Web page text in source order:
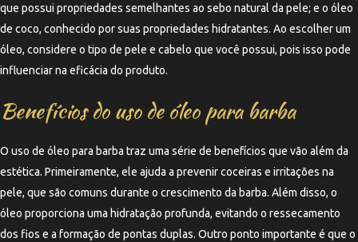
que possui propriedades semelhantes ao sebo natural da pele; e o óleo
de coco, conhecido por suas propriedades hidratantes. Ao escolher um
óleo, considere o tipo de pele e cabelo que você possui, pois isso pode
influenciar na eficácia do produto.
Benefícios do uso de óleo para barba
O uso de óleo para barba traz uma série de benefícios que vão além da
estética. Primeiramente, ele ajuda a prevenir coceiras e irritações na
pele, que são comuns durante o crescimento da barba. Além disso, o
óleo proporciona uma hidratação profunda, evitando o ressecamento
dos fios e a formação de pontas duplas. Outro ponto importante é que o